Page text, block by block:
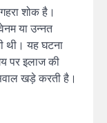
शोक है।
या उन्नत
थी। यह घटना
पर इलाज की
खड़े करती है।